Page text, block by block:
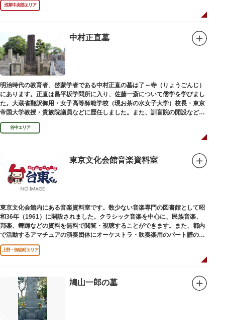
浅草中央部エリア
中村正直墓
明治時代の教育者、啓蒙学者である中村正直の墓は了～寺（りょうごんじ）
にあります。正直は昌平坂学問所に入り、佐藤一斎について儒学を学びまし
た。大蔵省翻訳御用・女子高等師範学校（現お茶の水女子大学）校長・東京
帝国大学教授・貴族院議員などに歴任しました。また、訓盲院の開設など女
子教育や障害者教育にも力を注ぎました。明治24（1891）病没しました。
谷中エリア
東京文化会館音楽資料室
東京文化会館内にある音楽資料室です。数少ない音楽専門の図書館として昭
和36年（1961）に開設されました。クラシック音楽を中心に、民族音楽、
邦楽、舞踊などの資料を無料で閲覧・視聴することができます。また、都内
で活動するアマチュアの演奏団体にオーケストラ・吹奏楽用のパート譜の館
外貸出も行っています。
上野・御徒町エリア
鳩山一郎の墓